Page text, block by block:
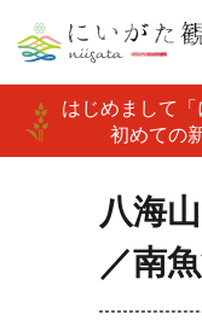
はじめまして「
初めての
八海
／南